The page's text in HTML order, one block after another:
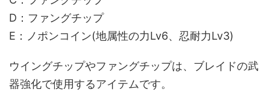
D：ファングチップ
E：ノポンコイン(地属性の力Lv6、忍耐力Lv3)
ウイングチップやファングチップは、ブレイドの武
器強化で使用するアイテムです。